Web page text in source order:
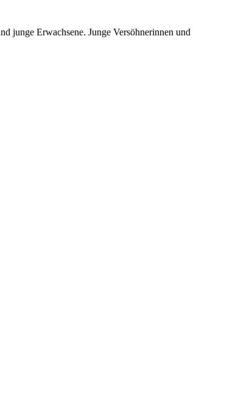
junge Erwachsene. Junge Versöhnerinnen und